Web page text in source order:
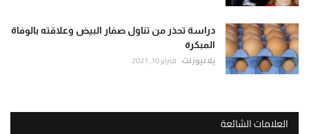
دراسة تحذر من تناول صفار البيض وعلاقته بالوفاة
المبكرة
يلا نيوز نت فبراير 10, 2021
العلامات الشائعة